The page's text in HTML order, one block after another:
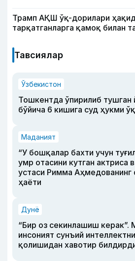
Трамп АҚШ ўқ-дорилари
тарқатганларга қамоқ билан
Тавсиялар
Ўзбекистон
Тошкентда ўпирилиб тушган
бўйича 6 кишига суд ҳукми
Маданият
“У бошқалар бахти учун
умр отасини кутган актриса
устаси Римма Аҳмедованинг
ҳаёти
Дунё
“Бир оз секинлашиш керак”.
инсоният сунъий
қолишидан хавотир